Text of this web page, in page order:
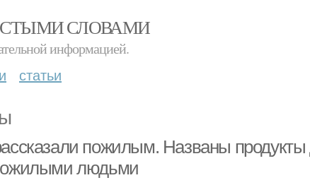
СЛОВАМИ
информацией.
статьи
пожилым. Названы продукты
людьми